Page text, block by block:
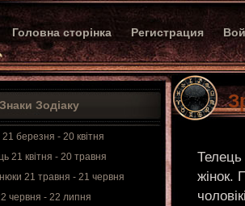
Головна сторінка Регистрация
Знаки Зодіаку
березня - 20 квітня
21 квітня - 20 травня
21 травня - 21 червня
червня - 22 липня
Телець
жінок.